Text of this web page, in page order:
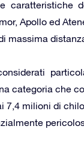
caratteristiche
Apollo ed
massima
categoria che
7,4 milioni di